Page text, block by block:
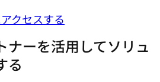
クセスする
ナーを活用してソリュ
る